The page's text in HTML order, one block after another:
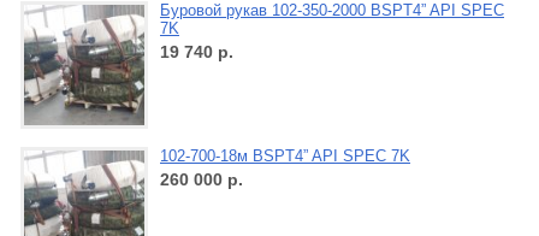
Буровой рукав 102-350-2000 BSPT4” API SPEC
7K
19 740 р.
102-700-18м BSPT4” API SPEC 7K
260 000 р.